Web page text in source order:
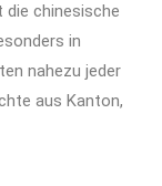
die chinesische
in
nahezu jeder
aus Kanton,